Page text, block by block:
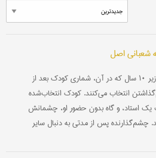
شعبانی اصل
قایِمْ‌موشَک، از بازیهای کودکان زیر ۱۰ سال که در آن، شماری کودک بعد از
انتخاب می‌کنند. کودک انتخاب‌شده
یک استاد، و گاه بدون حضور او، چشمانش
چشم‌گذارنده پس از مدتی به دنبال سایر